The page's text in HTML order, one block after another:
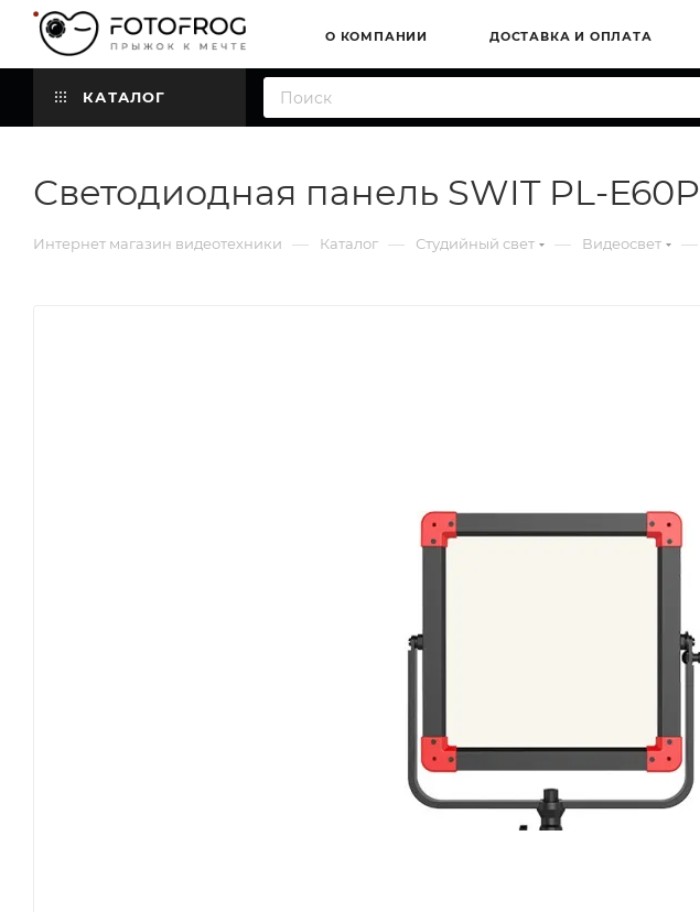
О КОМПАНИИ ДОСТАВКА И ОПЛАТА
КАТАЛОГ
Светодиодная панель SWIT PL-E60P
Интернет магазин видеотехники — Каталог — Студийный свет — Видеосвет —